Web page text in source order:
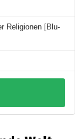
Religionen [Blu-